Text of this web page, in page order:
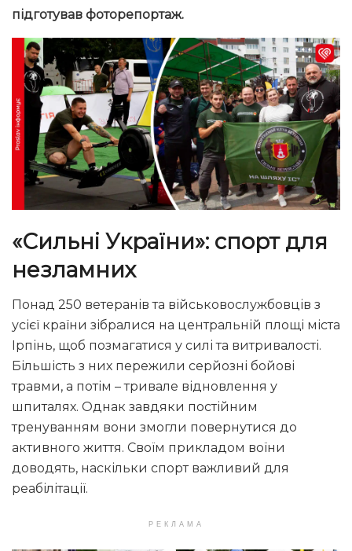
підготував фоторепортаж.
«Сильні України»: спорт для
незламних
Понад 250 ветеранів та військовослужбовців з
усієї країни зібралися на центральній площі міста
Ірпінь, щоб позмагатися у силі та витривалості.
Більшість з них пережили серйозні бойові
травми, а потім – тривале відновлення у
шпиталях. Однак завдяки постійним
тренуванням вони змогли повернутися до
активного життя. Своїм прикладом воїни
доводять, наскільки спорт важливий для
реабілітації.
РЕКЛАМА